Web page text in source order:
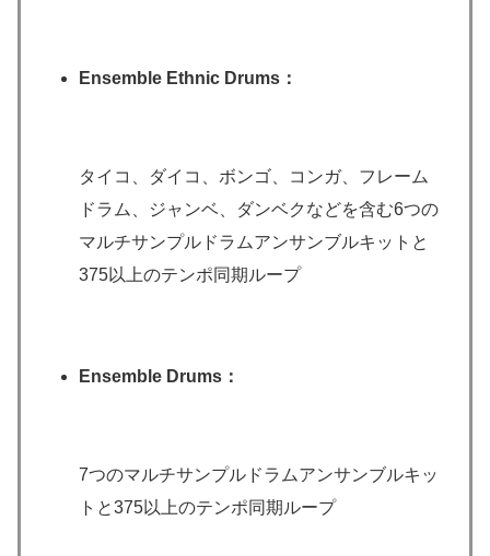
Ensemble Ethnic Drums：
タイコ、ダイコ、ボンゴ、コンガ、フレーム
ドラム、ジャンベ、ダンベクなどを含む6つの
マルチサンプルドラムアンサンブルキットと
375以上のテンポ同期ループ
Ensemble Drums：
7つのマルチサンプルドラムアンサンブルキッ
トと375以上のテンポ同期ループ